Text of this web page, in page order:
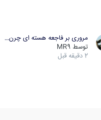
مروری بر فاجعه هسته ای چرن…
توسط MR9
2 دقیقه قبل